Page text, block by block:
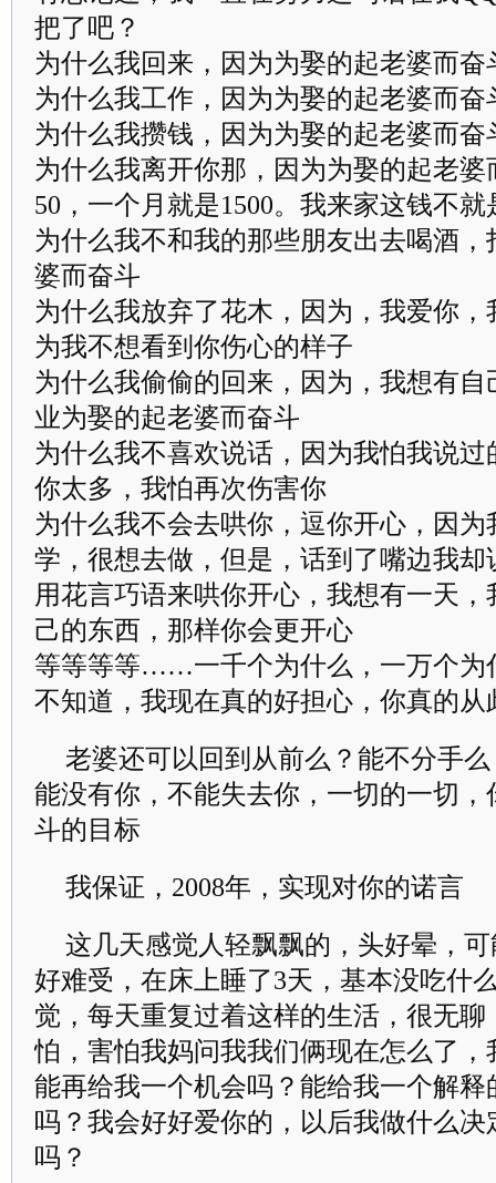
把了吧？
为什么我回来，因为为娶的起老婆而奋
为什么我工作，因为为娶的起老婆而奋
为什么我攒钱，因为为娶的起老婆而奋
为什么我离开你那，因为为娶的起老
50，一个月就是1500。我来家这钱不
为什么我不和我的那些朋友出去喝酒
婆而奋斗
为什么我放弃了花木，因为，我爱你
为我不想看到你伤心的样子
为什么我偷偷的回来，因为，我想有
业为娶的起老婆而奋斗
为什么我不喜欢说话，因为我怕我说
你太多，我怕再次伤害你
为什么我不会去哄你，逗你开心，因
学，很想去做，但是，话到了嘴边我
用花言巧语来哄你开心，我想有一天
己的东西，那样你会更开心
等等等等……一千个为什么，一万个为
不知道，我现在真的好担心，你真的从
老婆还可以回到从前么？能不分手
能没有你，不能失去你，一切的一切
斗的目标
我保证，2008年，实现对你的诺言
这几天感觉人轻飘飘的，头好晕，
好难受，在床上睡了3天，基本没吃什
觉，每天重复过着这样的生活，很无
怕，害怕我妈问我我们俩现在怎么了
能再给我一个机会吗？能给我一个解
吗？我会好好爱你的，以后我做什么
吗？